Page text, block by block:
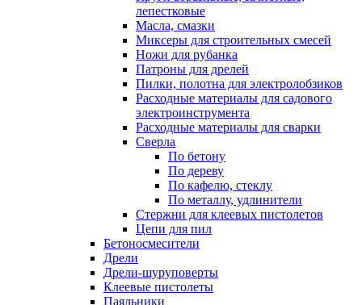
лепестковые
Масла, смазки
Миксеры для строительных смесей
Ножи для рубанка
Патроны для дрелей
Пилки, полотна для электролобзиков
Расходные материалы для садового
электроинструмента
Расходные материалы для сварки
Сверла
По бетону
По дереву
По кафелю, стеклу
По металлу, удлинители
Стержни для клеевых пистолетов
Цепи для пил
Бетоносмесители
Дрели
Дрели-шуруповерты
Клеевые пистолеты
Паяльники